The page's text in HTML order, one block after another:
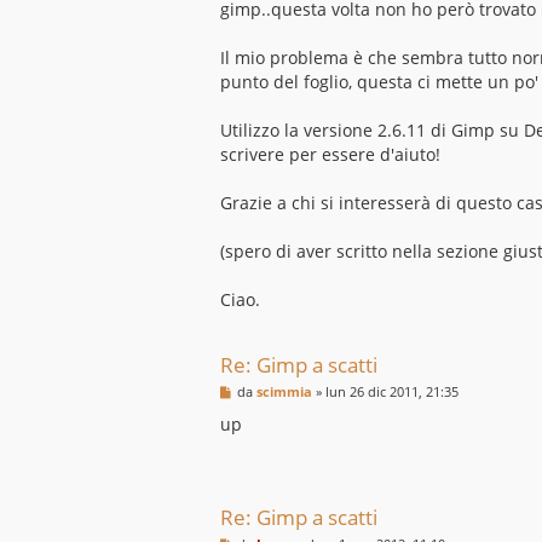
a
o
gimp..questa volta non ho però
Il mio problema è che sembra tutto
punto del foglio, questa ci mette un
Utilizzo la versione 2.6.11 di Gimp su
scrivere per essere d'aiuto!
Grazie a chi si interesserà di questo
(spero di aver scritto nella sezione
Ciao.
Re: Gimp a scatti
M
s
s
o
da scimmia » lun 26 dic 2011, 21:35
up
Re: Gimp a scatti